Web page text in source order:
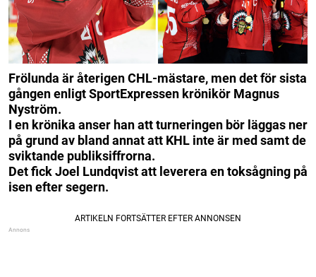
Frölunda är återigen CHL-mästare, men det för sista
gången enligt SportExpressen krönikör Magnus
Nyström.
I en krönika anser han att turneringen bör läggas ner
på grund av bland annat att KHL inte är med samt de
sviktande publiksiffrorna.
Det fick Joel Lundqvist att leverera en toksågning på
isen efter segern.